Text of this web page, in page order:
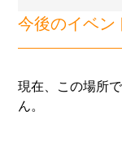
今後のイベン
現在、この場所
ん。